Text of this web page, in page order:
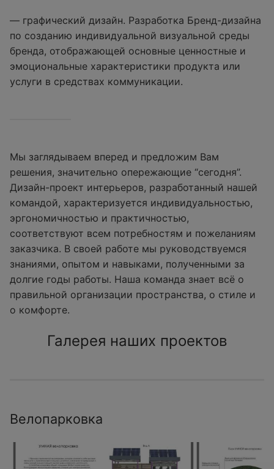
— графический дизайн. Разработка Бренд-дизайна
по созданию индивидуальной визуальной среды
бренда, отображающей основные ценностные и
эмоциональные характеристики продукта или
услуги в средствах коммуникации.
Мы заглядываем вперед и предложим Вам
решения, значительно опережающие “сегодня”.
Дизайн-проект интерьеров, разработанный нашей
командой, характеризуется индивидуальностью,
эргономичностью и практичностью,
соответствуют всем потребностям и пожеланиям
заказчика. В своей работе мы руководствуемся
знаниями, опытом и навыками, полученными за
долгие годы работы. Наша команда знает всё о
правильной организации пространства, о стиле и
о комфорте.
Галерея наших проектов
Велопарковка